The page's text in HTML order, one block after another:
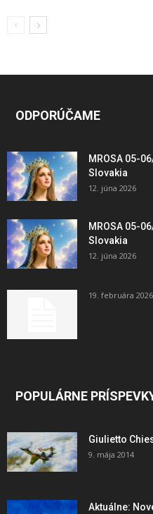
ODPORÚČAME
MROSA 05-
Slovakia
12. júna 2026
MROSA 05-
Slovakia
12. júna 2026
19. februára 2026
POPULÁRNE
Giulietto
9. mája 2014
Aktuálne: